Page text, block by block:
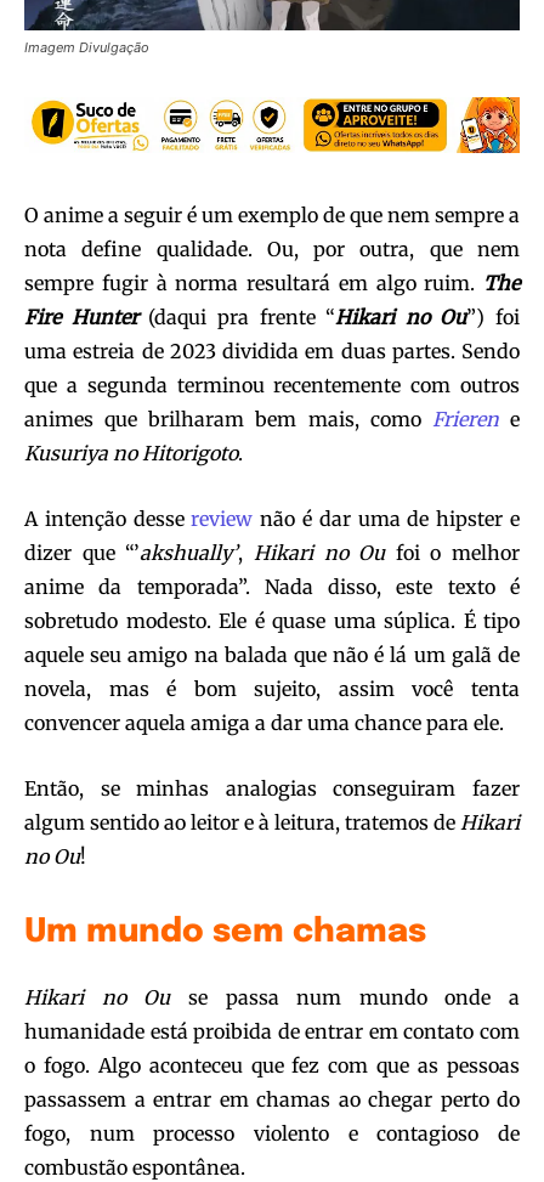
Imagem Divulgação
O anime a seguir é um exemplo de que nem sempre a
nota define qualidade. Ou, por outra, que nem
sempre fugir à norma resultará em algo ruim. The
Fire Hunter(daqui pra frente “Hikari no Ou”) foi
uma estreia de 2023 dividida em duas partes. Sendo
que a segunda terminou recentemente com outros
animes que brilharam bem mais, como Frierene
Kusuriya no Hitorigoto.
A intenção dessereview não é dar uma de hipster e
dizer que “’akshually’, Hikari no Oufoi o melhor
anime da temporada”. Nada disso, este texto é
sobretudo modesto. Ele é quase uma súplica. É tipo
aquele seu amigo na balada que não é lá um galã de
novela, mas é bom sujeito, assim você tenta
convencer aquela amiga a dar uma chance para ele.
Então, se minhas analogias conseguiram fazer
algum sentido ao leitor e à leitura, tratemos de Hikari
no Ou!
Um mundo sem chamas
Hikari no Ouse passa num mundo onde a
humanidade está proibida de entrar em contato com
o fogo. Algo aconteceu que fez com que as pessoas
passassem a entrar em chamas ao chegar perto do
fogo, num processo violento e contagioso de
combustão espontânea.